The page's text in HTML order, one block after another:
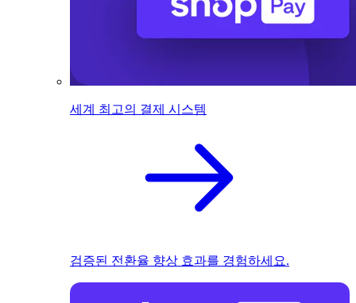
세계 최고의 결제 시스템
검증된 전환율 향상 효과를 경험하세요.